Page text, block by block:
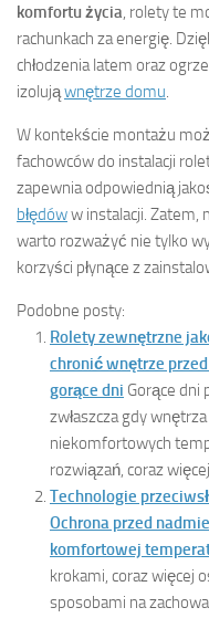
komfortu życia, rolety te
rachunkach za energię.
chłodzenia latem oraz
izolująwnętrze domu.
W kontekście montażu
fachowców do instalacji
zapewnia odpowiednią
błędóww instalacji. Zatem,
warto rozważyć nie tylko
korzyści płynące z
Podobne posty:
Rolety zewnętrzne
chronić wnętrze
gorące dni Gorące dni
zwłaszcza gdy
niekomfortowych
rozwiązań, coraz
Technologie
Ochrona przed
komfortowej
krokami, coraz więcej
sposobami na